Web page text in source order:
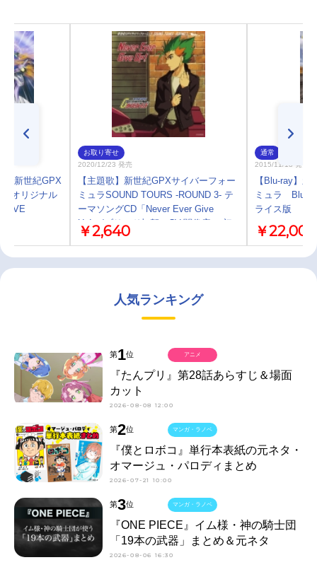
新世紀GPX
オリジナル
お取り寄せ
2020/12/23 発売
【主題歌】新世紀GPXサイバーフォー
ミュラSOUND TOURS -ROUND 3- テ
ーマソングCD「Never Ever Give
Up!」/ブリード加賀（CV.関俊彦） 初
回生産限定
￥2,640
通常
2015/11/18 発売
【Blu-ray】
ミュラ Blu-
ライス版
￥22,000
人気ランキング
第1位
『たんプリ』第28話あらすじ＆場面
カット
2026-08-08 12:00
アニメ
第2位
『僕とロボコ』単行本表紙の元ネタ・
オマージュ・パロディまとめ
2026-07-21 10:00
マンガ・ラノベ
第3位
『ONE PIECE』イム様・神の騎士団
「19本の武器」まとめ＆元ネタ
2026-08-06 16:30
マンガ・ラノベ